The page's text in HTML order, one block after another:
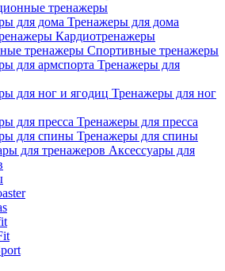
тренажеры
Тренажеры для дома
Кардиотренажеры
Спортивные тренажеры
Тренажеры для
Тренажеры для ног
Тренажеры для пресса
Тренажеры для спины
Аксессуары для